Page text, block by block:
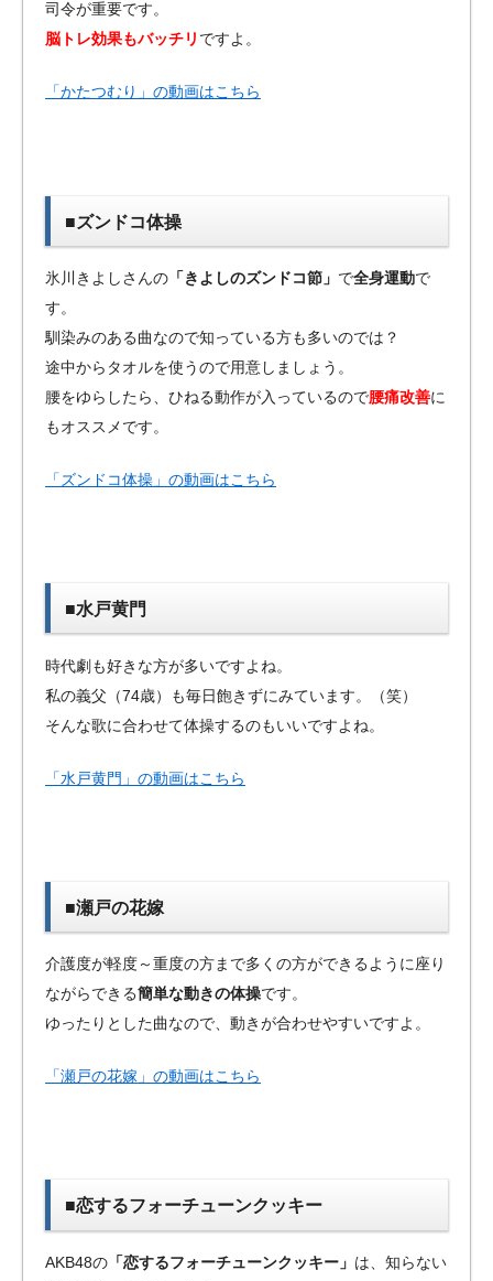
司令が重要です。
脳トレ効果もバッチリ ですよ。
「かたつむり」の動画はこちら
■ズンドコ体操
氷川きよしさんの 「きよしのズンドコ節」 で全身運動で
す。
馴染みのある曲なので知っている方も多いのでは？
途中からタオルを使うので用意しましょう。
腰をゆらしたら、ひねる動作が入っているので腰痛改善に
もオススメです。
「ズンドコ体操」の動画はこちら
■水戸黄門
時代劇も好きな方が多いですよね。
私の義父（74歳）も毎日飽きずにみています。（笑）
そんな歌に合わせて体操するのもいいですよね。
「水戸黄門」の動画はこちら
■瀬戸の花嫁
介護度が軽度～重度の方まで多くの方ができるように座り
ながらできる簡単な動きの体操です。
ゆったりとした曲なので、動きが合わせやすいですよ。
「瀬戸の花嫁」の動画はこちら
■恋するフォーチューンクッキー
AKB48の 「恋するフォーチューンクッキー」 は、知らない